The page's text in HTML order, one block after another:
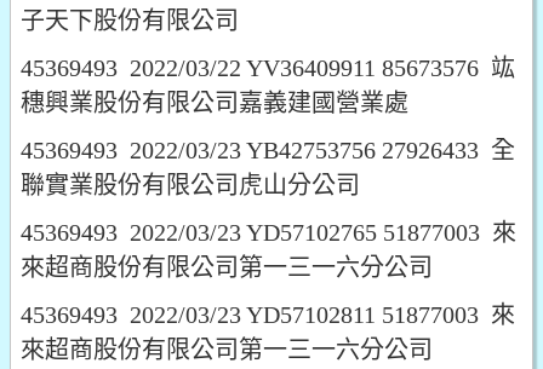
子天下股份有限公司
45369493 2022/03/22 YV36409911 85673576 竑
穗興業股份有限公司嘉義建國營業處
45369493 2022/03/23 YB42753756 27926433 全
聯實業股份有限公司虎山分公司
45369493 2022/03/23 YD57102765 51877003 來
來超商股份有限公司第一三一六分公司
45369493 2022/03/23 YD57102811 51877003 來
來超商股份有限公司第一三一六分公司